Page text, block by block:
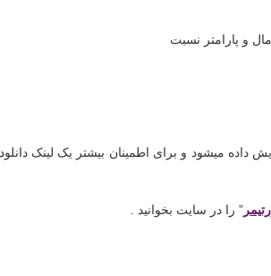
و پارامتر نسبت
داده میشود و برای اطمینان بیشتر یک لینک دانلود
” را در سایت بخوانید .